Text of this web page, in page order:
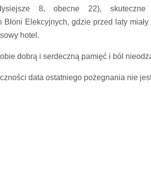
8, obecne 22), skuteczne
Błoni Elekcyjnych, gdzie przed laty
hotel.
dobrą i serdeczną pamięć i ból
data ostatniego pożegnania nie